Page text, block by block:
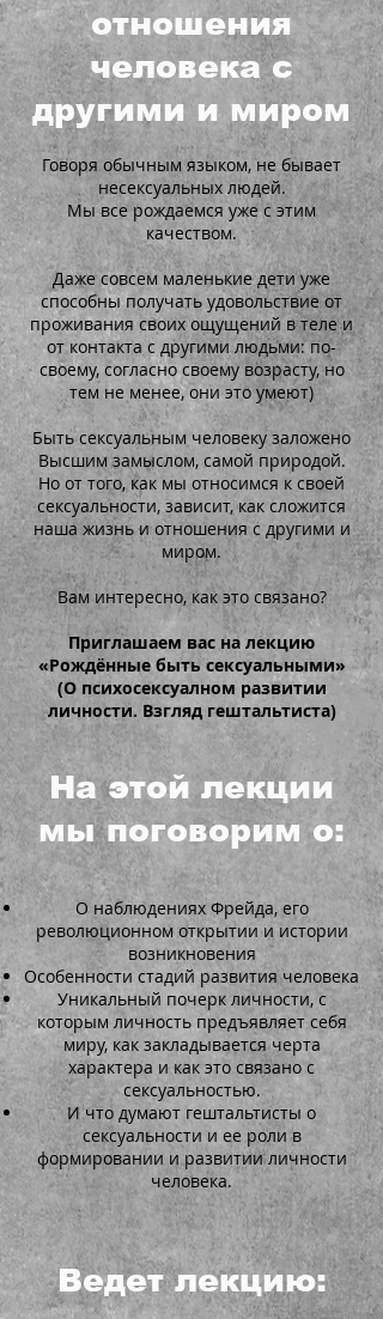
отношения
человека с
другими и миром
Говоря обычным языком, не бывает
несексуальных людей.
Мы все рождаемся уже с этим
качеством.
Даже совсем маленькие дети уже
способны получать удовольствие от
проживания своих ощущений в теле и
от контакта с другими людьми: по-
своему, согласно своему возрасту, но
тем не менее, они это умеют)
Быть сексуальным человеку заложено
Высшим замыслом, самой природой.
Но от того, как мы относимся к своей
сексуальности, зависит, как сложится
наша жизнь и отношения с другими и
миром.
Вам интересно, как это связано?
Приглашаем вас на лекцию
«Рождённые быть сексуальными»
(О психосексуалном развитии
личности. Взгляд гештальтиста)
На этой лекции
мы поговорим о:
О наблюдениях Фрейда, его
революционном открытии и истории
возникновения
Особенности стадий развития человека
Уникальный почерк личности, с
которым личность предъявляет себя
миру, как закладывается черта
характера и как это связано с
сексуальностью.
И что думают гештальтисты о
сексуальности и ее роли в
формировании и развитии личности
человека.
Ведет лекцию: